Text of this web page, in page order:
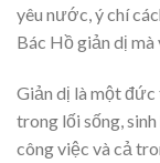
yêu nước, ý chí
Bác Hồ giản dị mà
Giản dị là một đức
trong lối sống,
công việc và cả